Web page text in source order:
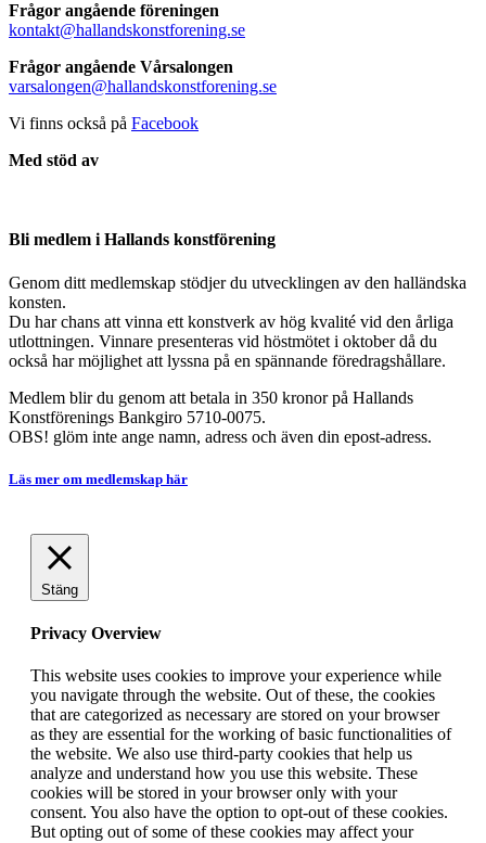
Frågor angående föreningen
kontakt@hallandskonstforening.se
Frågor angående Vårsalongen
varsalongen@hallandskonstforening.se
Vi finns också på Facebook
Med stöd av
Bli medlem i Hallands konstförening
Genom ditt medlemskap stödjer du utvecklingen av den halländska
konsten.
Du har chans att vinna ett konstverk av hög kvalité vid den årliga
utlottningen. Vinnare presenteras vid höstmötet i oktober då du
också har möjlighet att lyssna på en spännande föredragshållare.
Medlem blir du genom att betala in 350 kronor på Hallands
Konstförenings Bankgiro 5710-0075.
OBS! glöm inte ange namn, adress och även din epost-adress.
Läs mer om medlemskap här
Stäng
Privacy Overview
This website uses cookies to improve your experience while
you navigate through the website. Out of these, the cookies
that are categorized as necessary are stored on your browser
as they are essential for the working of basic functionalities of
the website. We also use third-party cookies that help us
analyze and understand how you use this website. These
cookies will be stored in your browser only with your
consent. You also have the option to opt-out of these cookies.
But opting out of some of these cookies may affect your